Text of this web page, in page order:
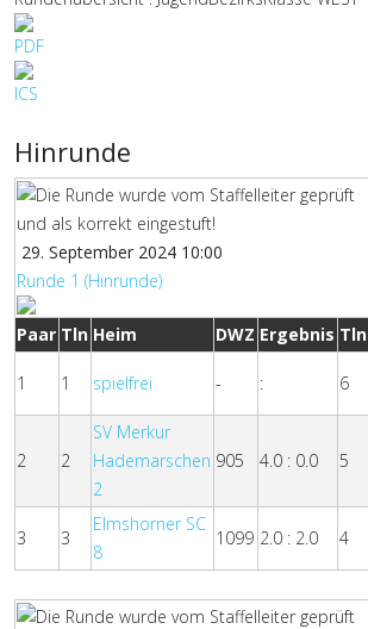
Hinrunde
29. September 2024 10:00
Runde 1 (Hinrunde)
Paar Tln Heim DWZ Ergebnis Tln
1 1 spielfrei - : 6
2 2
SV Merkur
Hademarschen
2
905 4.0 : 0.0 5
3 3
Elmshorner SC
8
1099 2.0 : 2.0 4